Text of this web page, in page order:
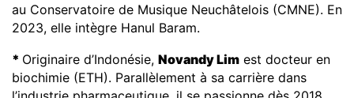
au Conservatoire de Musique Neuchâtelois (CMNE). En
2023, elle intègre Hanul Baram.
* Originaire d’Indonésie, Novandy Lim est docteur en
biochimie (ETH). Parallèlement à sa carrière dans